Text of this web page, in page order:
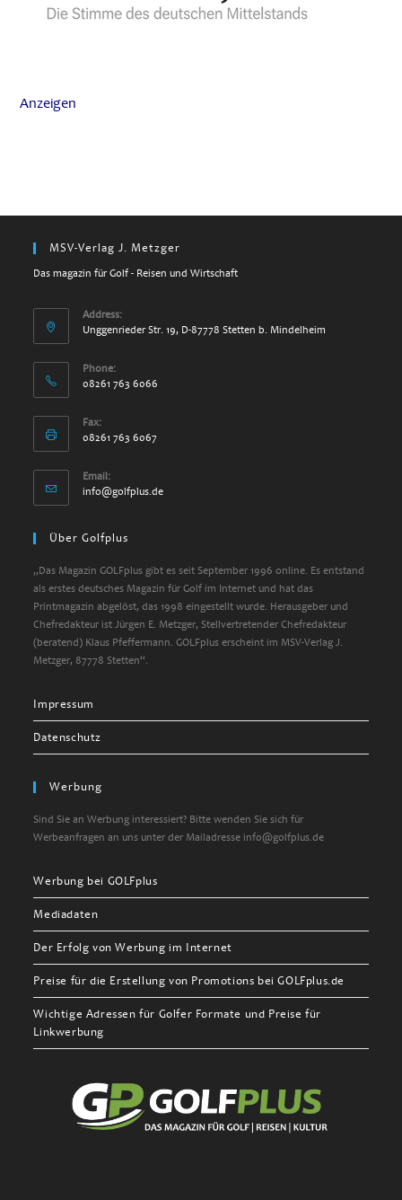
Anzeigen
MSV-Verlag J. Metzger
Das magazin für Golf - Reisen und Wirtschaft
Address:
Unggenrieder Str. 19, D-87778 Stetten b. Mindelheim
Phone:
08261 763 6066
Fax:
08261 763 6067
Email:
info@golfplus.de
Über Golfplus
„Das Magazin GOLFplus gibt es seit September 1996 online. Es entstand
als erstes deutsches Magazin für Golf im Internet und hat das
Printmagazin abgelöst, das 1998 eingestellt wurde. Herausgeber und
Chefredakteur ist Jürgen E. Metzger, Stellvertretender Chefredakteur
(beratend) Klaus Pfeffermann. GOLFplus erscheint im MSV-Verlag J.
Metzger, 87778 Stetten“.
Impressum
Datenschutz
Werbung
Sind Sie an Werbung interessiert? Bitte wenden Sie sich für
Werbeanfragen an uns unter der Mailadresse info@golfplus.de
Werbung bei GOLFplus
Mediadaten
Der Erfolg von Werbung im Internet
Preise für die Erstellung von Promotions bei GOLFplus.de
Wichtige Adressen für Golfer Formate und Preise für
Linkwerbung